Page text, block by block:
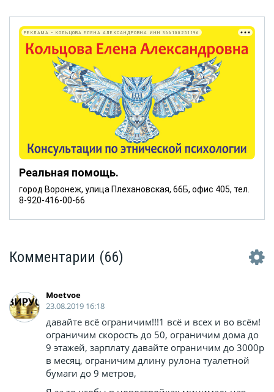
Реальная помощь.
город Воронеж, улица Плехановская, 66Б, офис 405, тел.
8-920-416-00-66
РЕКЛАМА • КОЛЬЦОВА ЕЛЕНА АЛЕКСАНДРОВНА ИНН 366100251196
Комментарии (66)
Moetvoe
23.08.2019 16:18
давайте всё ограничим!!!1 всё и всех и во всём!
ограничим скорость до 50, ограничим дома до
9 этажей, зарплату давайте ограничим до 3000р
в месяц, ограничим длину рулона туалетной
бумаги до 9 метров,